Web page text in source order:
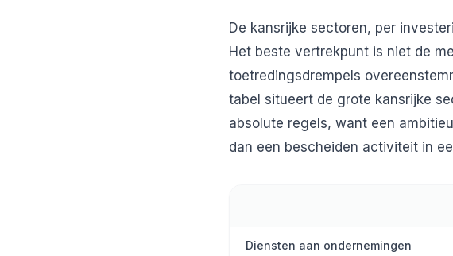
De kansrijke sectoren, per
Het beste vertrekpunt is niet de
toetredingsdrempels
tabel situeert de grote kansrijke
absolute regels, want een
dan een bescheiden activiteit in
Diensten aan ondernemingen